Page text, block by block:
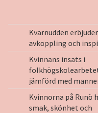
Kvarnudden erbjuder
avkoppling och
Kvinnans insats i
jämförd med
Kvinnorna på Runö
smak, skönhet och